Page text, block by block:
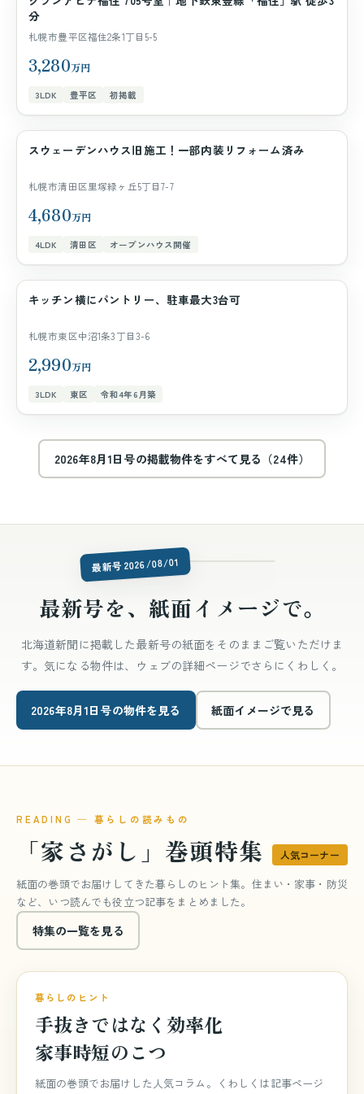
分
札幌市豊平区福住2条1丁目5-5
3,280万円
3LDK 豊平区 初掲載
一戸建て
スウェーデンハウス旧施工！一部内装リフォーム済み
札幌市清田区里塚緑ヶ丘5丁目7-7
4,680万円
4LDK 清田区 オープンハウス開催
一戸建て
キッチン横にパントリー、駐車最大3台可
札幌市東区中沼1条3丁目3-6
2,990万円
3LDK 東区 令和4年6月築
2026年8月1日号の掲載物件をすべて見る（24件）
最新号 2026/08/01issue-latest.jpg
最新号を、紙面イメージで。
北海道新聞に掲載した最新号の紙面をそのままご覧いただけま
す。気になる物件は、ウェブの詳細ページでさらにくわしく。
2026年8月1日号の物件を見る 紙面イメージで見る
READING ─ 暮らしの読みもの
「家さがし」巻頭特集 人気コーナー
紙面の巻頭でお届けしてきた暮らしのヒント集。住まい・家事・防災
など、いつ読んでも役立つ記事をまとめました。
特集の一覧を見る
特集 vol.840
巻頭特集
暮らしのヒント
手抜きではなく効率化
家事時短のこつ
紙面の巻頭でお届けした人気コラム。くわしくは記事ページ